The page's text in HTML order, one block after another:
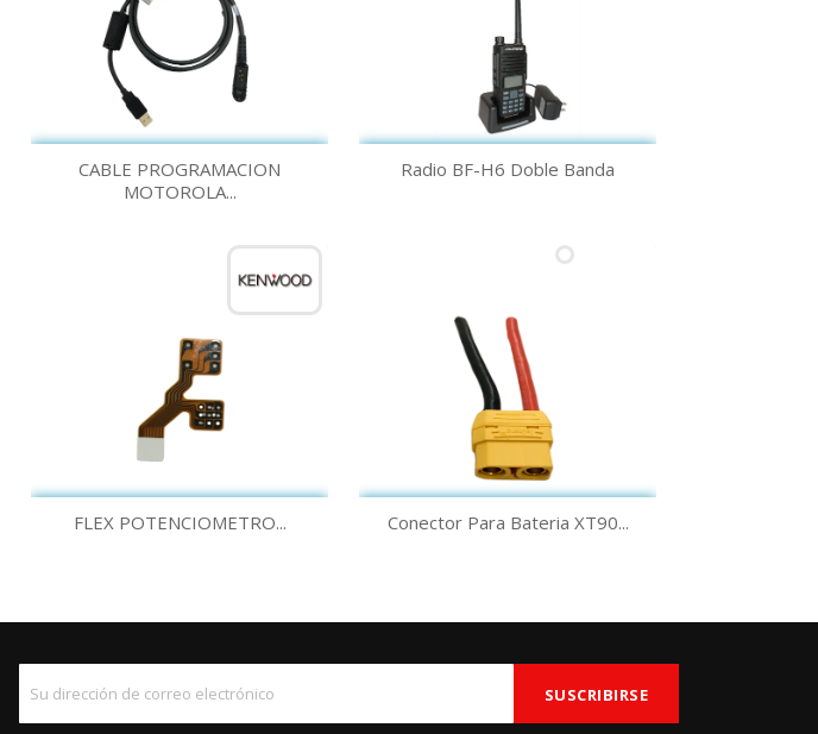
 Vista rápida
CABLE PROGRAMACION
MOTOROLA...
Vista rápida
Radio BF-H6 Doble Banda
Vista rápida
FLEX POTENCIOMETRO... Vista rápida
Conector Para Bateria XT90...